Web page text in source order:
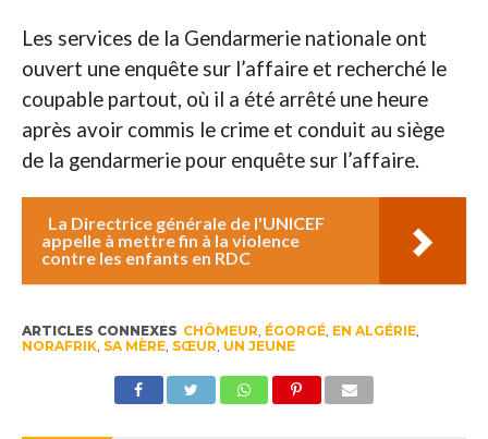
Les services de la Gendarmerie nationale ont
ouvert une enquête sur l’affaire et recherché le
coupable partout, où il a été arrêté une heure
après avoir commis le crime et conduit au siège
de la gendarmerie pour enquête sur l’affaire.
La Directrice générale de l'UNICEF
appelle à mettre fin à la violence
contre les enfants en RDC
ARTICLES CONNEXES CHÔMEUR, ÉGORGÉ, EN ALGÉRIE,
NORAFRIK, SA MÈRE, SŒUR, UN JEUNE